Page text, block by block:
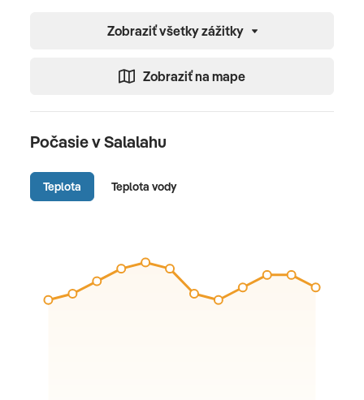
Zobraziť všetky zážitky
Zobraziť na mape
Počasie v Salalahu
Teplota Teplota vody